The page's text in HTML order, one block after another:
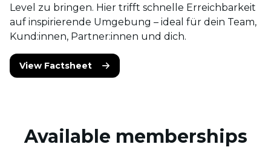
Level zu bringen. Hier trifft schnelle Erreichbarkeit
auf inspirierende Umgebung – ideal für dein Team,
Kund:innen, Partner:innen und dich.
View Factsheet
Available memberships